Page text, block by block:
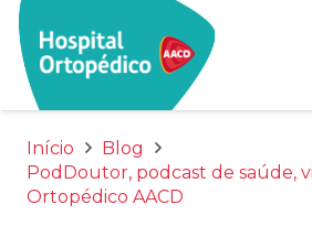
Início
Blog
PodDoutor, podcast de saúde,
Ortopédico AACD